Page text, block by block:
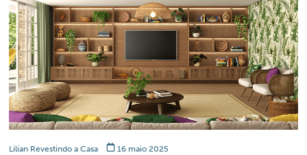
Lilian Revestindo a Casa 16 maio 2025